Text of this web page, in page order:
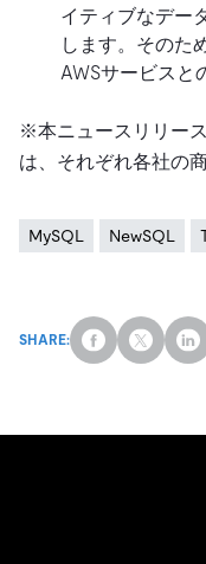
イティブなデー
します。そのた
AWSサービスと
※本ニュースリリー
は、それぞれ各社の
MySQL NewSQL
SHARE: